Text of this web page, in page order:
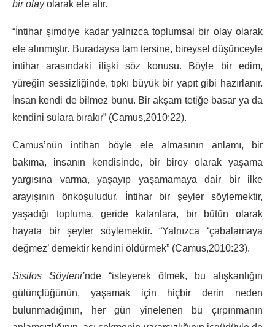
bir olayolarak ele alır.
“İntihar şimdiye kadar yalnızca toplumsal bir olay olarak
ele alınmıştır. Buradaysa tam tersine, bireysel düşünceyle
intihar arasındaki ilişki söz konusu. Böyle bir edim,
yüreğin sessizliğinde, tıpkı büyük bir yapıt gibi hazırlanır.
İnsan kendi de bilmez bunu. Bir akşam tetiğe basar ya da
kendini sulara bırakır” (Camus,2010:22).
Camus’nün intiharı böyle ele almasının anlamı, bir
bakıma, insanın kendisinde, bir birey olarak yaşama
yargısına varma, yaşayıp yaşamamaya dair bir ilke
arayışının önkoşuludur. İntihar bir şeyler söylemektir,
yaşadığı topluma, geride kalanlara, bir bütün olarak
hayata bir şeyler söylemektir. “Yalnızca ‘çabalamaya
değmez’ demektir kendini öldürmek” (Camus,2010:23).
Sisifos Söyleni’nde “isteyerek ölmek, bu alışkanlığın
gülünçlüğünün, yaşamak için hiçbir derin neden
bulunmadığının, her gün yinelenen bu çırpınmanın